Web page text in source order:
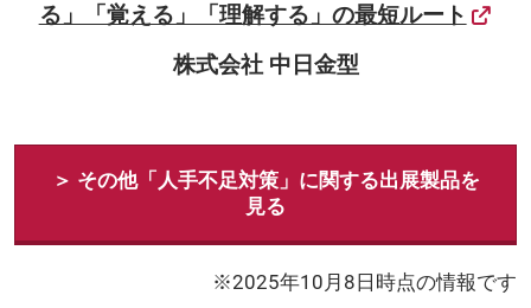
る」「覚える」「理解する」の最短ルート
株式会社 中日金型
＞ その他「人手不足対策」に関する出展製品を
見る
※2025年10月8日時点の情報です